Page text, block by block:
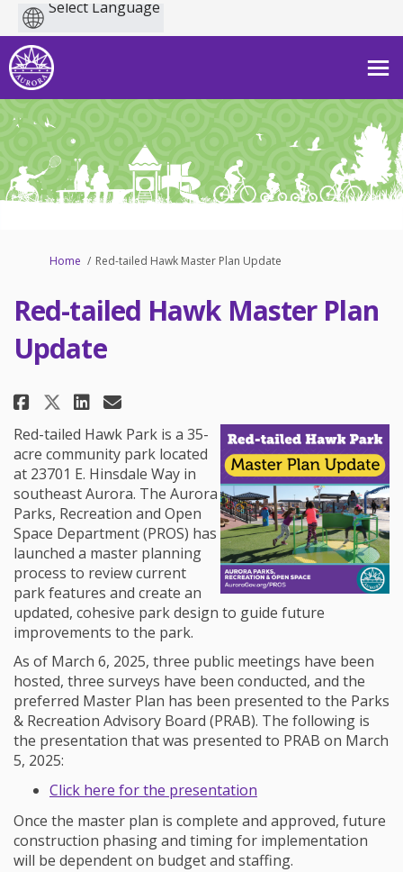
You are here:
Home Red-tailed Hawk Master Plan Update
Red-tailed Hawk Master Plan
Update
Share Red-tailed Hawk Master
Share Red-tailed Hawk
Share Red-tailed Hawk
Email Red-tailed Hawk
Red-tailed Hawk Park is a 35-
acre community park located
at 23701 E. Hinsdale Way in
southeast Aurora. The Aurora
Parks, Recreation and Open
Space Department (PROS) has
launched a master planning
process to review current
park features and create an
updated, cohesive park design to guide future
improvements to the park.
As of March 6, 2025, three public meetings have been
hosted, three surveys have been conducted, and the
preferred Master Plan has been presented to the Parks
& Recreation Advisory Board (PRAB). The following is
the presentation that was presented to PRAB on March
5, 2025:
Click here for the presentation
Once the master plan is complete and approved, future
construction phasing and timing for implementation
will be dependent on budget and staffing.